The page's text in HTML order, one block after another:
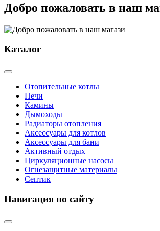
Добро пожаловать в наш
Каталог
Отопительные котлы
Печи
Камины
Дымоходы
Радиаторы отопления
Аксессуары для котлов
Аксессуары для бани
Активный отдых
Циркуляционные насосы
Огнезащитные материалы
Септик
Навигация по сайту